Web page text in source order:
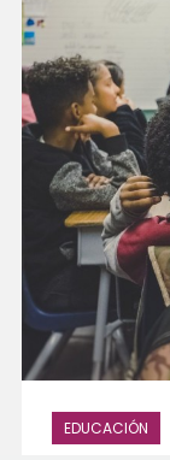
EDUCACIÓN